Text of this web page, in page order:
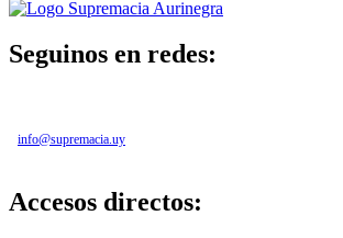
Seguinos en redes:
info@supremacia.uy
Accesos directos: